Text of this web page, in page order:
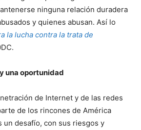
ninguna relación duradera
y quienes abusan. Así lo
la lucha contra la trata de
una oportunidad
de Internet y de las redes
de los rincones de América
un desafío, con sus riesgos y